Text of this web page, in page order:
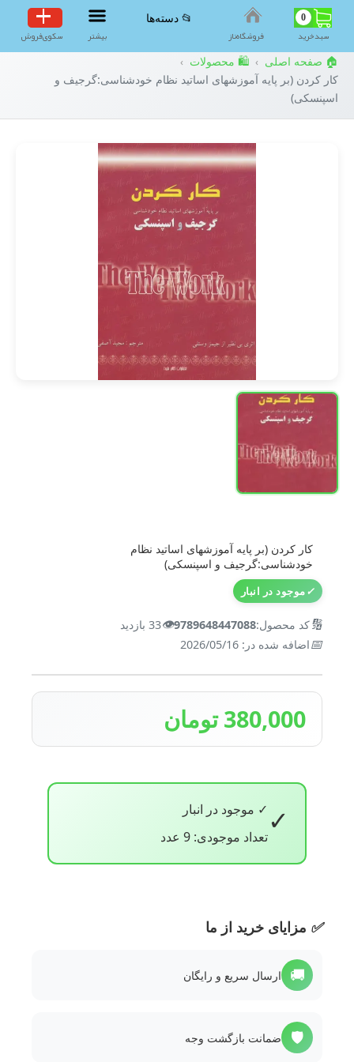
0
سبد‌خرید فروشگاه‌ناز
📂 دسته‌ها
بیشتر سکوی‌فروش
🏠 صفحه اصلی › 🛍️ محصولات ›
کار کردن (بر پایه آموزشهای اساتید نظام خودشناسی:گرجیف و
اسپنسکی)
کار کردن (بر پایه آموزشهای اساتید نظام
خودشناسی:گرجیف و اسپنسکی)
✓موجود در انبار
🔢کد محصول:9789648447088
👁️33 بازدید
📅اضافه شده در: 2026/05/16
380,000 تومان
✓ ✓ موجود در انبار
تعداد موجودی: 9 عدد
✅ مزایای خرید از ما
🚚 ارسال سریع و رایگان
🛡️ ضمانت بازگشت وجه